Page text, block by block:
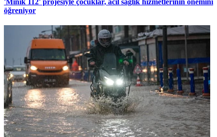
'Minik 112' projesiyle çocuklar, acil sağlık hizmetlerinin önemini
öğreniyor